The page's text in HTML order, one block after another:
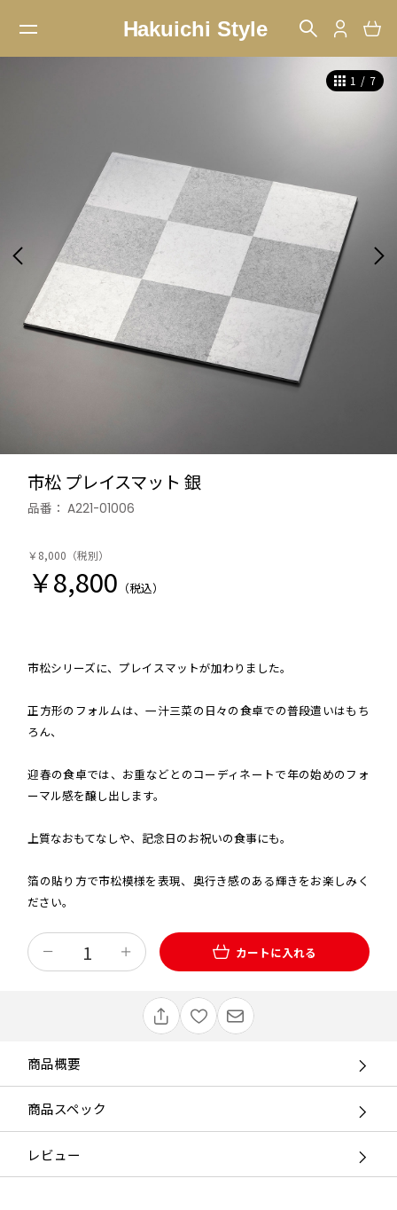
1 / 7
市松 プレイスマット 銀
品番： A221-01006
￥8,000 （税別）
￥8,800 （税込）
市松シリーズに、プレイスマットが加わりました。
正方形のフォルムは、一汁三菜の日々の食卓での普段遣いはもち
ろん、
迎春の食卓では、お重などとのコーディネートで年の始めのフォ
ーマル感を醸し出します。
上質なおもてなしや、記念日のお祝いの食事にも。
箔の貼り方で市松模様を表現、奥行き感のある輝きをお楽しみく
ださい。
カートに入れる
商品概要
商品スペック
レビュー